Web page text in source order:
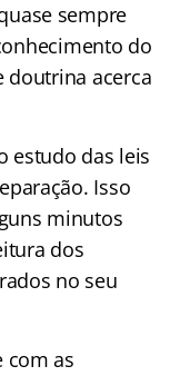
sempre
do
doutrina acerca
estudo das leis
Isso
minutos
dos
no seu
com as